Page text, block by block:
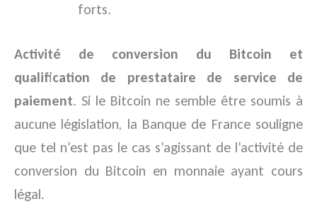
forts.
Activité de conversion du Bitcoin et
qualification de prestataire de service de
paiement. Si le Bitcoin ne semble être soumis à
aucune législation, la Banque de France souligne
que tel n’est pas le cas s’agissant de l’activité de
conversion du Bitcoin en monnaie ayant cours
légal.